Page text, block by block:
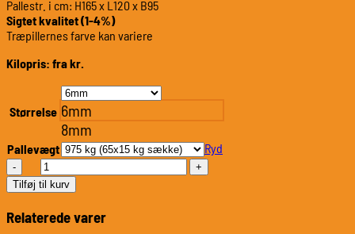
Pallestr. i cm: H165 x L120 x B95
Sigtet kvalitet (1-4%)
Træpillernes farve kan variere
Kilopris: fra kr.
Størrelse 6mm
8mm
Pallevægt
Ryd
Olimp
Træpiller
-
Top
Quality-
Tilføj til kurv
Relaterede varer